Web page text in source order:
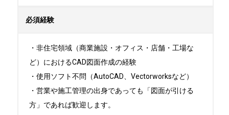
必須経験
・非住宅領域（商業施設・オフィス・店舗・工場な
ど）におけるCAD図面作成の経験
・使用ソフト不問（AutoCAD、Vectorworksなど）
・営業や施工管理の出身であっても「図面が引ける
方」であれば歓迎します。